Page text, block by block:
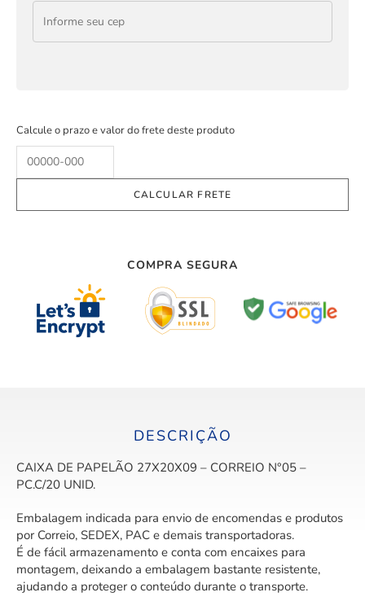
Calcule o prazo e valor do frete deste produto
COMPRA SEGURA
DESCRIÇÃO
CAIXA DE PAPELÃO 27X20X09 – CORREIO N°05 –
PC.C/20 UNID.
Embalagem indicada para envio de encomendas e produtos
por Correio, SEDEX, PAC e demais transportadoras.
É de fácil armazenamento e conta com encaixes para
montagem, deixando a embalagem bastante resistente,
ajudando a proteger o conteúdo durante o transporte.